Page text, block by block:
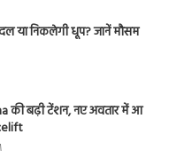
या निकलेगी धूप? जानें मौसम
की बढ़ी टेंशन, नए अवतार में आ